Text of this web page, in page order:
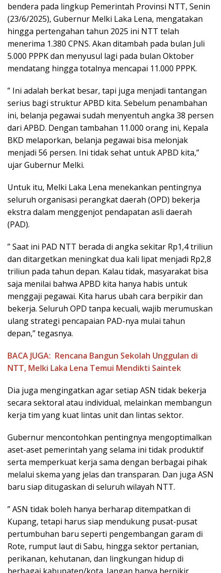
bendera pada lingkup Pemerintah Provinsi NTT, Senin
(23/6/2025), Gubernur Melki Laka Lena, mengatakan
hingga pertengahan tahun 2025 ini NTT telah
menerima 1.380 CPNS. Akan ditambah pada bulan Juli
5.000 PPPK dan menyusul lagi pada bulan Oktober
mendatang hingga totalnya mencapai 11.000 PPPK.
” Ini adalah berkat besar, tapi juga menjadi tantangan
serius bagi struktur APBD kita. Sebelum penambahan
ini, belanja pegawai sudah menyentuh angka 38 persen
dari APBD. Dengan tambahan 11.000 orang ini, Kepala
BKD melaporkan, belanja pegawai bisa melonjak
menjadi 56 persen. Ini tidak sehat untuk APBD kita,”
ujar Gubernur Melki.
Untuk itu, Melki Laka Lena menekankan pentingnya
seluruh organisasi perangkat daerah (OPD) bekerja
ekstra dalam menggenjot pendapatan asli daerah
(PAD).
” Saat ini PAD NTT berada di angka sekitar Rp1,4 triliun
dan ditargetkan meningkat dua kali lipat menjadi Rp2,8
triliun pada tahun depan. Kalau tidak, masyarakat bisa
saja menilai bahwa APBD kita hanya habis untuk
menggaji pegawai. Kita harus ubah cara berpikir dan
bekerja. Seluruh OPD tanpa kecuali, wajib merumuskan
ulang strategi pencapaian PAD-nya mulai tahun
depan,” tegasnya.
BACA JUGA: Rencana Bangun Sekolah Unggulan di
NTT, Melki Laka Lena Temui Mendikti Saintek
Dia juga mengingatkan agar setiap ASN tidak bekerja
secara sektoral atau individual, melainkan membangun
kerja tim yang kuat lintas unit dan lintas sektor.
Gubernur mencontohkan pentingnya mengoptimalkan
aset-aset pemerintah yang selama ini tidak produktif
serta memperkuat kerja sama dengan berbagai pihak
melalui skema yang jelas dan transparan. Dan juga ASN
baru siap ditugaskan di seluruh wilayah NTT.
” ASN tidak boleh hanya berharap ditempatkan di
Kupang, tetapi harus siap mendukung pusat-pusat
pertumbuhan baru seperti pengembangan garam di
Rote, rumput laut di Sabu, hingga sektor pertanian,
perikanan, kehutanan, dan lingkungan hidup di